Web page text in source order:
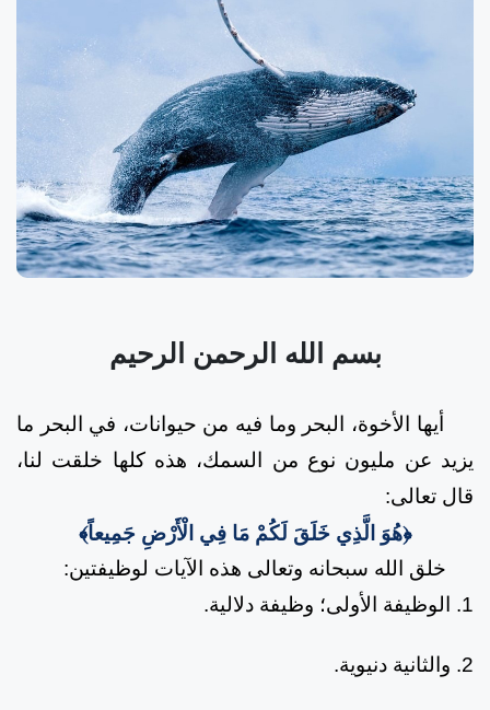
بسم الله الرحمن الرحيم
أيها الأخوة، البحر وما فيه من حيوانات، في البحر ما
يزيد عن مليون نوع من السمك، هذه كلها خلقت لنا،
قال تعالى:
﴿هُوَ الَّذِي خَلَقَ لَكُمْ مَا فِي الْأَرْضِ جَمِيعاً﴾
خلق الله سبحانه وتعالى هذه الآيات لوظيفتين:
1. الوظيفة الأولى؛ وظيفة دلالية.
2. والثانية دنيوية.